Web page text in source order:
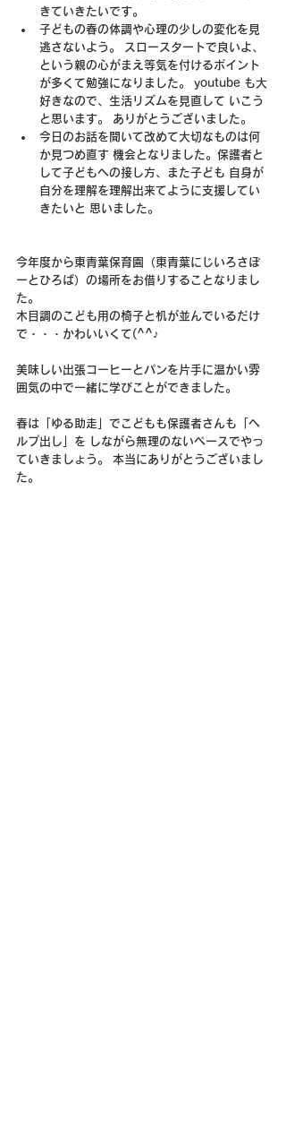
きていきたいです。
子どもの春の体調や心理の少しの変化を見
逃さないよう。 スロースタートで良いよ、
という親の心がまえ等気を付けるポイント
が多くて勉強になりました。 youtube も大
好きなので、生活リズムを見直して いこう
と思います。 ありがとうございました。
今日のお話を聞いて改めて大切なものは何
か見つめ直す 機会となりました。保護者と
して子どもへの接し方、また子ども 自身が
自分を理解を理解出来てように支援してい
きたいと 思いました。
今年度から東青葉保育園（東青葉にじいろさぽ
ーとひろば）の場所をお借りすることなりまし
た。
木目調のこども用の椅子と机が並んでいるだけ
で・・・かわいいくて(^^♪
美味しい出張コーヒーとパンを片手に温かい雰
囲気の中で一緒に学びことができました。
春は「ゆる助走」でこどもも保護者さんも「ヘ
ルプ出し」を しながら無理のないペースでやっ
ていきましょう。 本当にありがとうございまし
た。